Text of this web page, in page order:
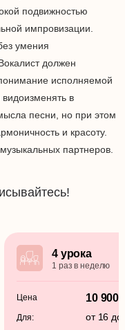
подвижностью
импровизации.
умения
должен
исполняемой
в
песни, но при этом
и красоту.
партнеров.
4 урока
1 раз в неделю
Цена 10 900
Для: от 16 до